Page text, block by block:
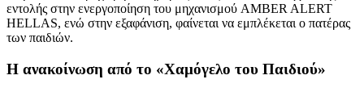
εντολής στην ενεργοποίηση του μηχανισμού AMBER ALERT
HELLAS, ενώ στην εξαφάνιση, φαίνεται να εμπλέκεται ο πατέρας
των παιδιών.
H ανακοίνωση από το «Χαμόγελο του Παιδιού»